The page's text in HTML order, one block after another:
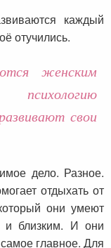
каждый
отучились.
женским
свои
дело. Разное.
отдыхать от
они умеют
и близким. И они
главное. Для